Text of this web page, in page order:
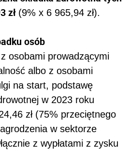
zł (9% x 6 965,94 zł).
osób
z osobami prowadzącymi
albo z osobami
na start, podstawę
w 2023 roku
zł (75% przeciętnego
w sektorze
z wypłatami z zysku